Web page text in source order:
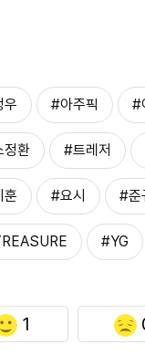
우 #아주픽 #
정환 #트레저
훈 #요시 #준
#YG
1